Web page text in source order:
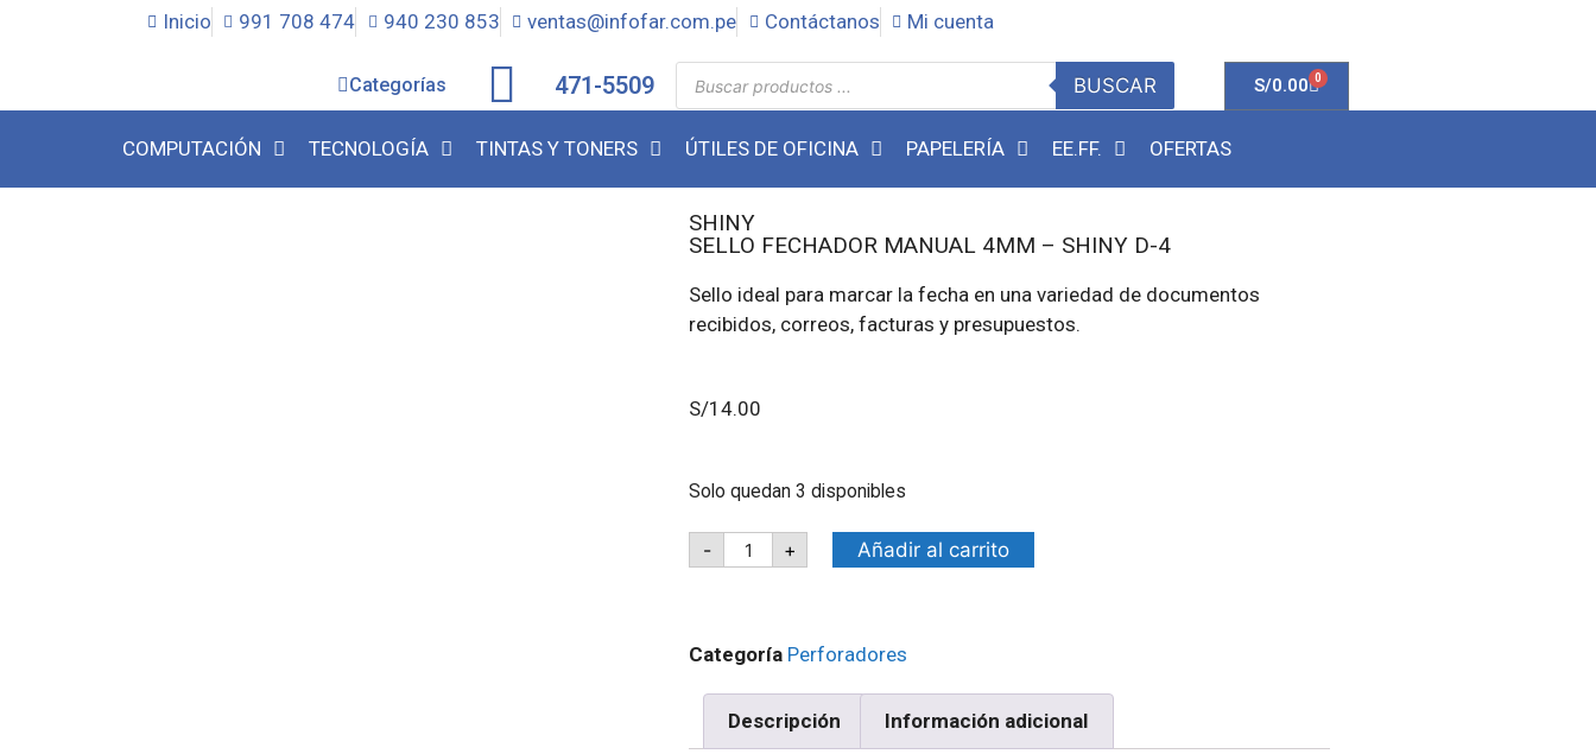
Inicio 991 708 474 940 230 853 ventas@infofar.com.pe Contáctanos Mi cuenta
Categorías 471-5509 BUSCAR S/0.00 0
COMPUTACIÓN TECNOLOGÍA TINTAS Y TONERS ÚTILES DE OFICINA PAPELERÍA EE.FF. OFERTAS
SHINY
SELLO FECHADOR MANUAL 4MM – SHINY D-4
Sello ideal para marcar la fecha en una variedad de documentos
recibidos, correos, facturas y presupuestos.
S/14.00
Solo quedan 3 disponibles
- + Añadir al carrito
Categoría Perforadores
Descripción Información adicional